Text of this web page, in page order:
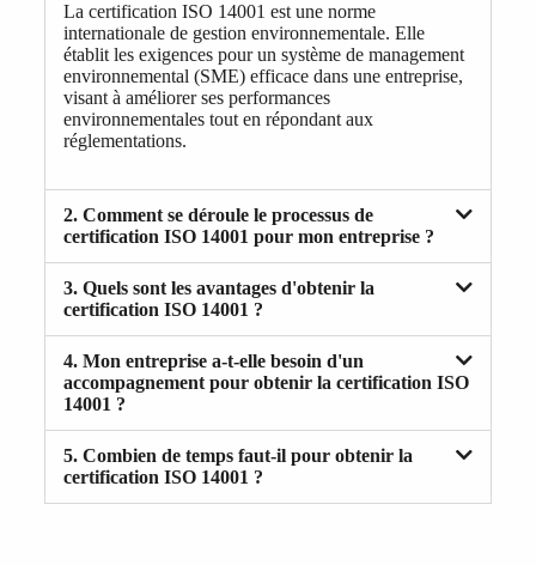
La certification ISO 14001 est une norme
internationale de gestion environnementale. Elle
établit les exigences pour un système de management
environnemental (SME) efficace dans une entreprise,
visant à améliorer ses performances
environnementales tout en répondant aux
réglementations.
2. Comment se déroule le processus de
certification ISO 14001 pour mon entreprise ?
3. Quels sont les avantages d'obtenir la
certification ISO 14001 ?
4. Mon entreprise a-t-elle besoin d'un
accompagnement pour obtenir la certification ISO
14001 ?
5. Combien de temps faut-il pour obtenir la
certification ISO 14001 ?